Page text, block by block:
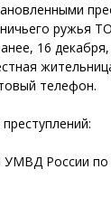
ружья
16
телефон.
УМВД России по